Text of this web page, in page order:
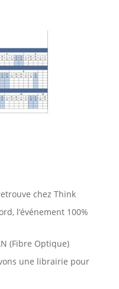
chez Think
l’événement 100%
(Fibre Optique)
une librairie pour